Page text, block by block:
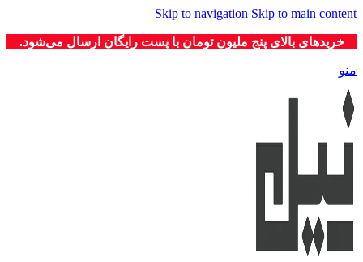
Skip to navigation Skip to main content
خریدهای بالای پنج ملیون تومان با پست رایگان ارسال می‌شود.
منو